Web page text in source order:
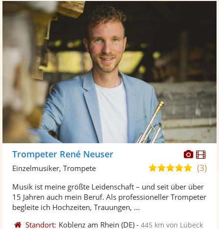
Fotos
Trompeter René Neuser
5,0
5
(3)
Einzelmusiker, Trompete
Musik ist meine größte Leidenschaft – und seit über über
15 Jahren auch mein Beruf. Als professioneller Trompeter
begleite ich Hochzeiten, Trauungen, ...
Standort: Koblenz am Rhein (DE) -445 km von Lübeck